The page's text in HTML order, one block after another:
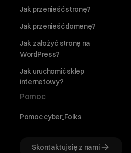
Jak przenieść stronę?
Jak przenieść domenę?
Jak założyć stronę na
WordPress?
Jak uruchomić sklep
internetowy?
Pomoc
Pomoc cyber_Folks
Skontaktuj się z nami